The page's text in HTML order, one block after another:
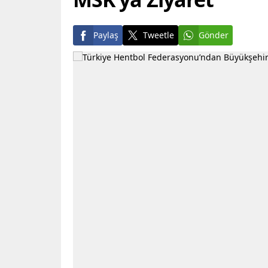
Paylaş Tweetle Gönder